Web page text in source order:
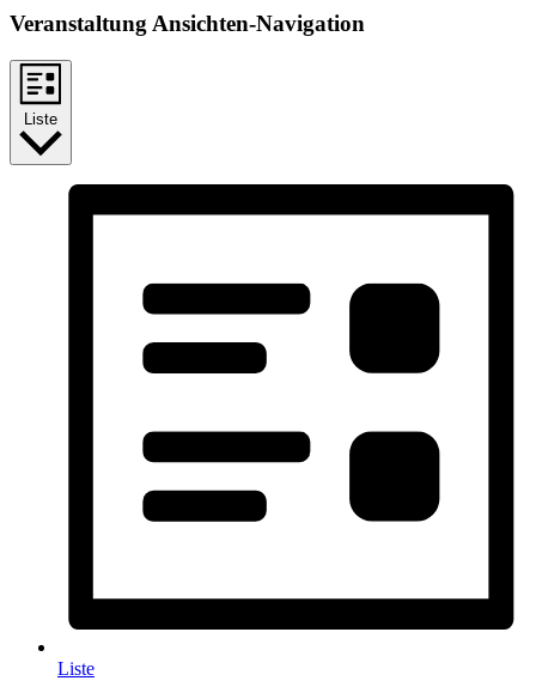
Veranstaltung Ansichten-Navigation
Liste
Liste